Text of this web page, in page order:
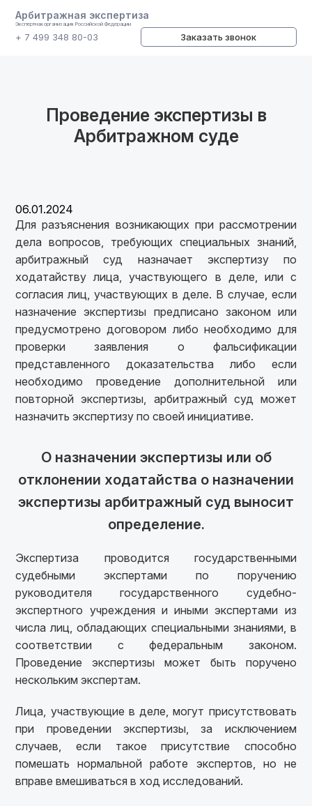
Арбитражная экспертиза
Экспертная организация Российской Федерации
+ 7 499 348 80-03 Заказать звонок
Проведение экспертизы в
Арбитражном суде
06.01.2024
Для разъяснения возникающих при рассмотрении
дела вопросов, требующих специальных знаний,
арбитражный суд назначает экспертизу по
ходатайству лица, участвующего в деле, или с
согласия лиц, участвующих в деле. В случае, если
назначение экспертизы предписано законом или
предусмотрено договором либо необходимо для
проверки заявления о фальсификации
представленного доказательства либо если
необходимо проведение дополнительной или
повторной экспертизы, арбитражный суд может
назначить экспертизу по своей инициативе.
О назначении экспертизы или об
отклонении ходатайства о назначении
экспертизы арбитражный суд выносит
определение.
Экспертиза проводится государственными
судебными экспертами по поручению
руководителя государственного судебно-
экспертного учреждения и иными экспертами из
числа лиц, обладающих специальными знаниями, в
соответствии с федеральным законом.
Проведение экспертизы может быть поручено
нескольким экспертам.
Лица, участвующие в деле, могут присутствовать
при проведении экспертизы, за исключением
случаев, если такое присутствие способно
помешать нормальной работе экспертов, но не
вправе вмешиваться в ход исследований.